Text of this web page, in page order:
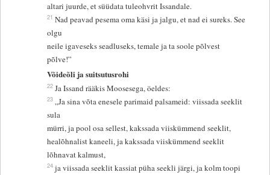
altari juurde, et süüdata tuleohvrit Issandale.
21 Nad peavad pesema oma käsi ja jalgu, et nad ei sureks. See
olgu
neile igaveseks seadluseks, temale ja ta soole põlvest
põlve!”
Võideõli ja suitsutusrohi
22 Ja Issand rääkis Moosesega, öeldes:
23 „Ja sina võta enesele parimaid palsameid: viissada seeklit
sula
mürri, ja pool osa sellest, kakssada viiskümmend seeklit,
healõhnalist kaneeli, ja kakssada viiskümmend seeklit
lõhnavat kalmust,
24 ja viissada seeklit kassiat püha seekli järgi, ja kolm toopi